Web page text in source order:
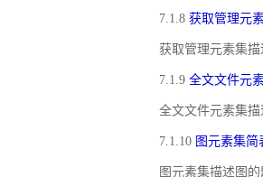
7.1.8 获取管理元
获取管理元素集
7.1.9 全文文件元
全文文件元素集
7.1.10 图元素集简
图元素集描述图